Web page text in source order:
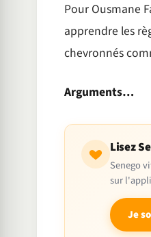
Pour Ousmane
apprendre les
chevronnés
Arguments…
Lisez
Senego
sur
Je